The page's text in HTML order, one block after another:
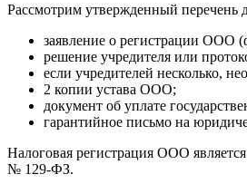
Рассмотрим утвержденный перечень
заявление о регистрации ООО
решение учредителя или
если учредителей несколько,
2 копии устава ООО;
документ об уплате
гарантийное письмо на
Налоговая регистрация ООО
№ 129-ФЗ.